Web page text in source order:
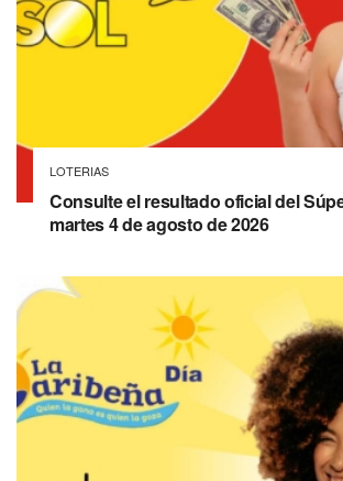
LOTERIAS
Consulte el resultado oficial del
martes 4 de agosto de 2026